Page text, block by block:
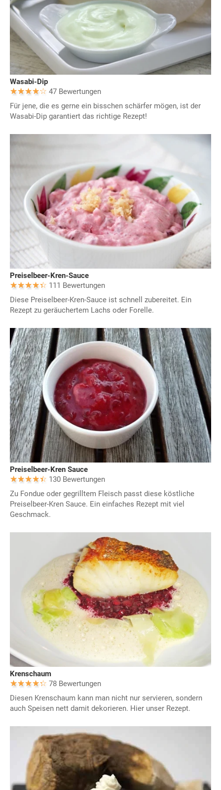
Wasabi-Dip
47 Bewertungen
Für jene, die es gerne ein bisschen schärfer mögen, ist der
Wasabi-Dip garantiert das richtige Rezept!
Preiselbeer-Kren-Sauce
111 Bewertungen
Diese Preiselbeer-Kren-Sauce ist schnell zubereitet. Ein
Rezept zu geräuchertem Lachs oder Forelle.
Preiselbeer-Kren Sauce
130 Bewertungen
Zu Fondue oder gegrilltem Fleisch passt diese köstliche
Preiselbeer-Kren Sauce. Ein einfaches Rezept mit viel
Geschmack.
Krenschaum
78 Bewertungen
Diesen Krenschaum kann man nicht nur servieren, sondern
auch Speisen nett damit dekorieren. Hier unser Rezept.